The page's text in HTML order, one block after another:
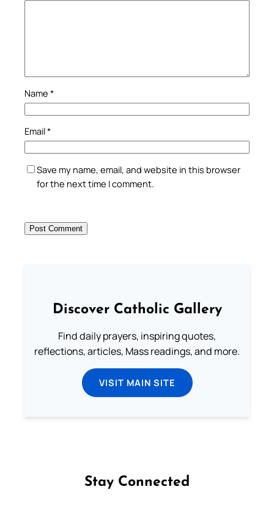
Name *
Email*
Save my name, email, and website in this browser
for the next time I comment.
Discover Catholic Gallery
Find daily prayers, inspiring quotes,
reflections, articles, Mass readings, and more.
VISIT MAIN SITE
Stay Connected